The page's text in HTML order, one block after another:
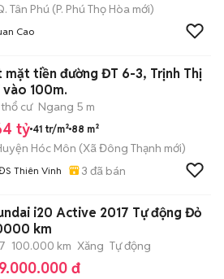
Tân Phú (P. Phú Thọ Hòa mới)
Cao
mặt tiền đường ĐT 6-3, Trịnh Thị
vào 100m.
cư Ngang 5 m
tỷ 41 tr/m² 88 m²
Hóc Môn (Xã Đông Thạnh mới)
Thiên Vinh 3 đã bán
i20 Active 2017 Tự động Đỏ
km
100.000 km Xăng Tự động
đ